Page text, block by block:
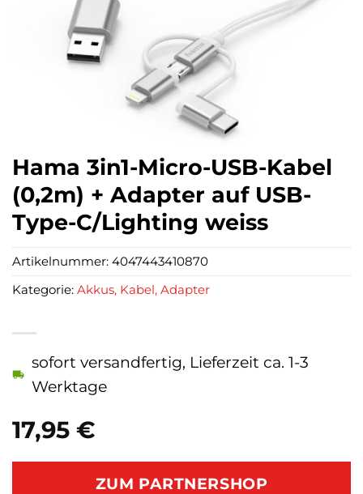
Hama 3in1-Micro-USB-Kabel
(0,2m) + Adapter auf USB-
Type-C/Lighting weiss
17,95 €
sofort versandfertig, Lieferzeit ca. 1-3
Werktage
ZUM PARTNERSHOP
Artikelnummer: 4047443410870
Kategorie: Akkus, Kabel, Adapter